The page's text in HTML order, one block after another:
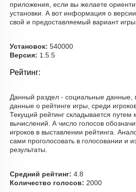
приложения, если вы желаете
установки. А вот информация о
свой и предоставляемый вариант игры.
Установок: 540000
Версия: 1.5.5
Рейтинг:
Данный раздел - социальные данные,
данные о рейтинге игры, среди
Текущий рейтинг складывается путем
вычислений. А число голосов
игроков в выставлении рейтинга.
сами проголосовать в голосовании и
результаты.
Средний рейтинг: 4.8
Количество голосов: 2000